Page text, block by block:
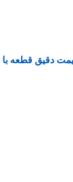
دقیق قطعه با